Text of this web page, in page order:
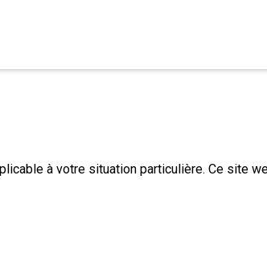
à votre situation particulière. Ce site